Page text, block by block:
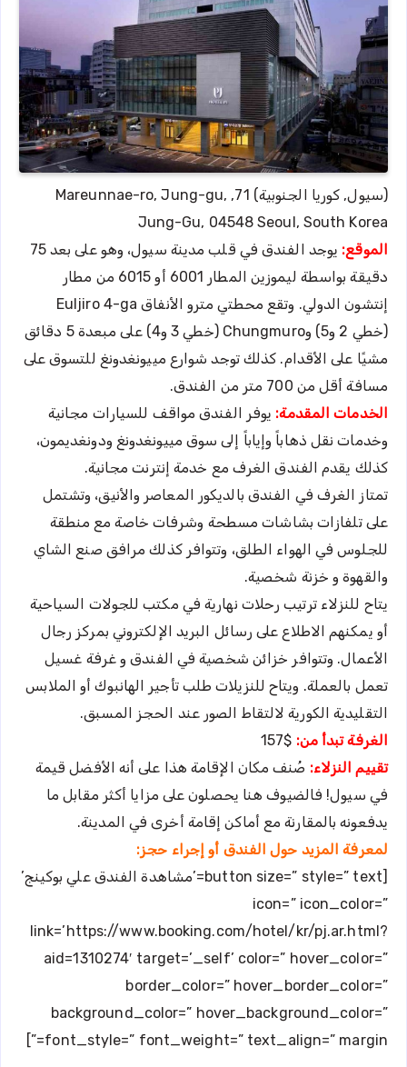
(سيول, كوريا الجنوبية) 71, Mareunnae-ro, Jung-gu,
Jung-Gu, 04548 Seoul, South Korea
الموقع:
يوجد الفندق في قلب مدينة سيول، وهو على بعد 75
دقيقة بواسطة ليموزين المطار 6001 أو 6015 من مطار
إنتشون الدولي. وتقع محطتي مترو الأنفاق Euljiro 4-ga
(خطي 2 و5) وChungmuro (خطي 3 و4) على مبعدة 5 دقائق
مشيًا على الأقدام. كذلك توجد شوارع مييونغدونغ للتسوق على
مسافة أقل من 700 متر من الفندق.
الخدمات المقدمة: يوفر الفندق مواقف للسيارات مجانية
وخدمات نقل ذهاباً وإياباً إلى سوق مييونغدونغ ودونغديمون،
كذلك يقدم الفندق الغرف مع خدمة إنترنت مجانية.
تمتاز الغرف في الفندق بالديكور المعاصر والأنيق، وتشتمل
على تلفازات بشاشات مسطحة وشرفات خاصة مع منطقة
للجلوس في الهواء الطلق، وتتوافر كذلك مرافق صنع الشاي
والقهوة و خزنة شخصية.
يتاح للنزلاء ترتيب رحلات نهارية في مكتب للجولات السياحية
أو يمكنهم الاطلاع على رسائل البريد الإلكتروني بمركز رجال
الأعمال. وتتوافر خزائن شخصية في الفندق و غرفة غسيل
تعمل بالعملة. ويتاح للنزيلات طلب تأجير الهانبوك أو الملابس
التقليدية الكورية لالتقاط الصور عند الحجز المسبق.
الغرفة تبدأ من: $157
تقييم النزلاء: صُنف مكان الإقامة هذا على أنه الأفضل قيمة
في سيول! فالضيوف هنا يحصلون على مزايا أكثر مقابل ما
يدفعونه بالمقارنة مع أماكن إقامة أخرى في المدينة.
لمعرفة المزيد حول الفندق أو إجراء حجز:
[button size=” style=” text=’مشاهدة الفندق علي بوكينج’
icon=” icon_color=”
link=’https://www.booking.com/hotel/kr/pj.ar.html?
aid=1310274′ target=’_self’ color=” hover_color=”
border_color=” hover_border_color=”
background_color=” hover_background_color=”
font_style=” font_weight=” text_align=” margin=”]